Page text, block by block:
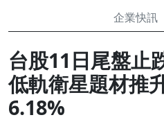
企業快訊
台股11日尾盤止
低軌衛星題材推
6.18%